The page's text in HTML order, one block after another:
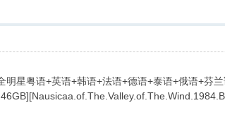
星粤语+英语+韩语+法语+德语+泰语+俄语+芬